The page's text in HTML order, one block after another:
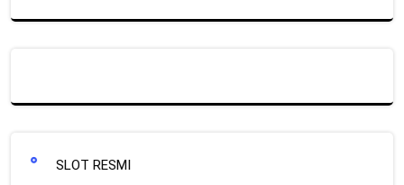
SLOT RESMI